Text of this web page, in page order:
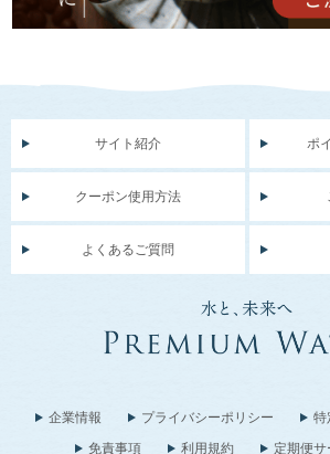
サイト紹介 ポ
クーポン使用方法
よくあるご質問
企業情報 プライバシーポリシー
特
免責事項
利用規約 定期便